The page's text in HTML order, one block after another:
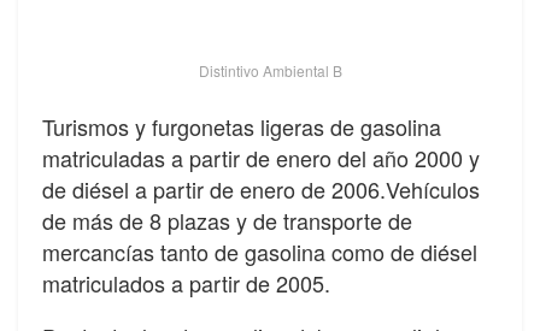
Distintivo Ambiental B
Turismos y furgonetas ligeras de gasolina
matriculadas a partir de enero del año 2000 y
de diésel a partir de enero de 2006.Vehículos
de más de 8 plazas y de transporte de
mercancías tanto de gasolina como de diésel
matriculados a partir de 2005.